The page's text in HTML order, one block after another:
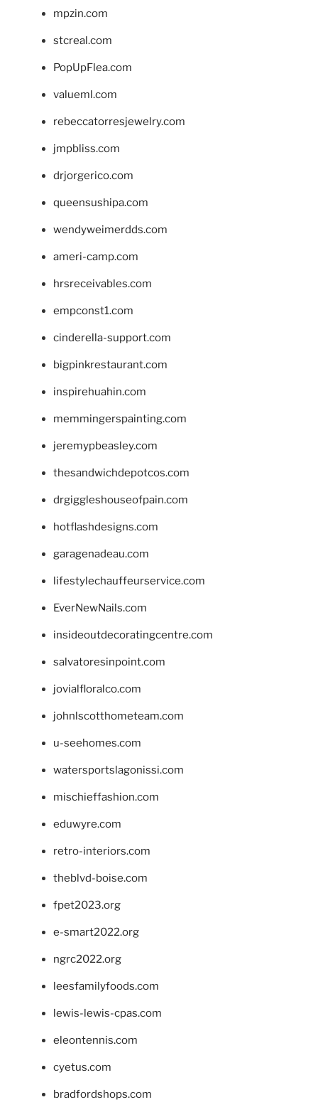
mpzin.com
stcreal.com
PopUpFlea.com
valueml.com
rebeccatorresjewelry.com
jmpbliss.com
drjorgerico.com
queensushipa.com
wendyweimerdds.com
ameri-camp.com
hrsreceivables.com
empconst1.com
cinderella-support.com
bigpinkrestaurant.com
inspirehuahin.com
memmingerspainting.com
jeremypbeasley.com
thesandwichdepotcos.com
drgiggleshouseofpain.com
hotflashdesigns.com
garagenadeau.com
lifestylechauffeurservice.com
EverNewNails.com
insideoutdecoratingcentre.com
salvatoresinpoint.com
jovialfloralco.com
johnlscotthometeam.com
u-seehomes.com
watersportslagonissi.com
mischieffashion.com
eduwyre.com
retro-interiors.com
theblvd-boise.com
fpet2023.org
e-smart2022.org
ngrc2022.org
leesfamilyfoods.com
lewis-lewis-cpas.com
eleontennis.com
cyetus.com
bradfordshops.com